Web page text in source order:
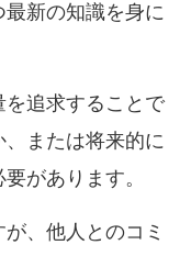
新の知識を身に
を追求することで
または将来的に
があります。
、他人とのコミ